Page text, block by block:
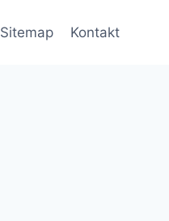
Sitemap Kontakt